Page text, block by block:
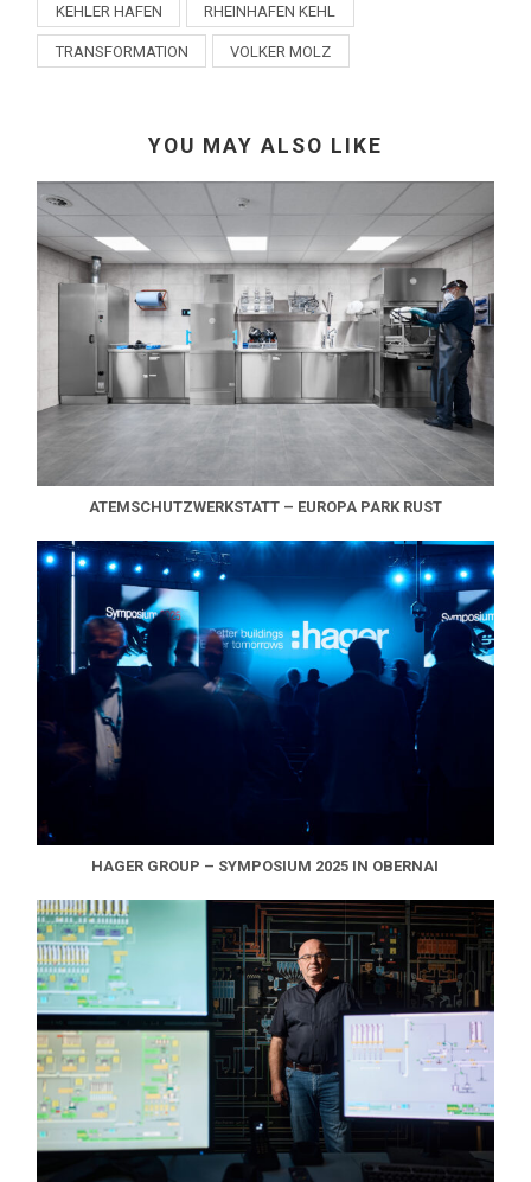
KEHLER HAFEN RHEINHAFEN KEHL
TRANSFORMATION VOLKER MOLZ
YOU MAY ALSO LIKE
ATEMSCHUTZWERKSTATT – EUROPA PARK RUST
HAGER GROUP – SYMPOSIUM 2025 IN OBERNAI